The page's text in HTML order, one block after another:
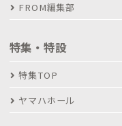
FROM編集部
特集・特設
特集TOP
ヤマハホール